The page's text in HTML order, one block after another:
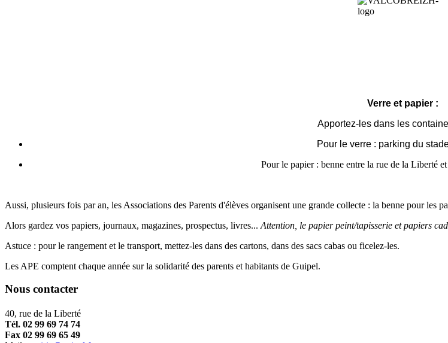
Verre et papier :
Apportez-les dans les
Pour le verre : parking du
Pour le papier : benne entre la rue de la Liberté
Aussi, plusieurs fois par an, les Associations des Parents d'élèves organisent une grande collecte : la benne pour les
Alors gardez vos papiers, journaux, magazines, prospectus, livres... Attention, le papier peint/tapisserie et papiers
Astuce : pour le rangement et le transport, mettez-les dans des cartons, dans des sacs cabas ou ficelez-les.
Les APE comptent chaque année sur la solidarité des parents et habitants de Guipel.
Nous contacter
40, rue de la Liberté
Tél. 02 99 69 74 74
Fax 02 99 69 65 49